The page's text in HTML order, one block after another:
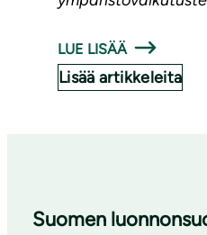
LUE LISÄÄ
Lisää artikkeleita
Suomen